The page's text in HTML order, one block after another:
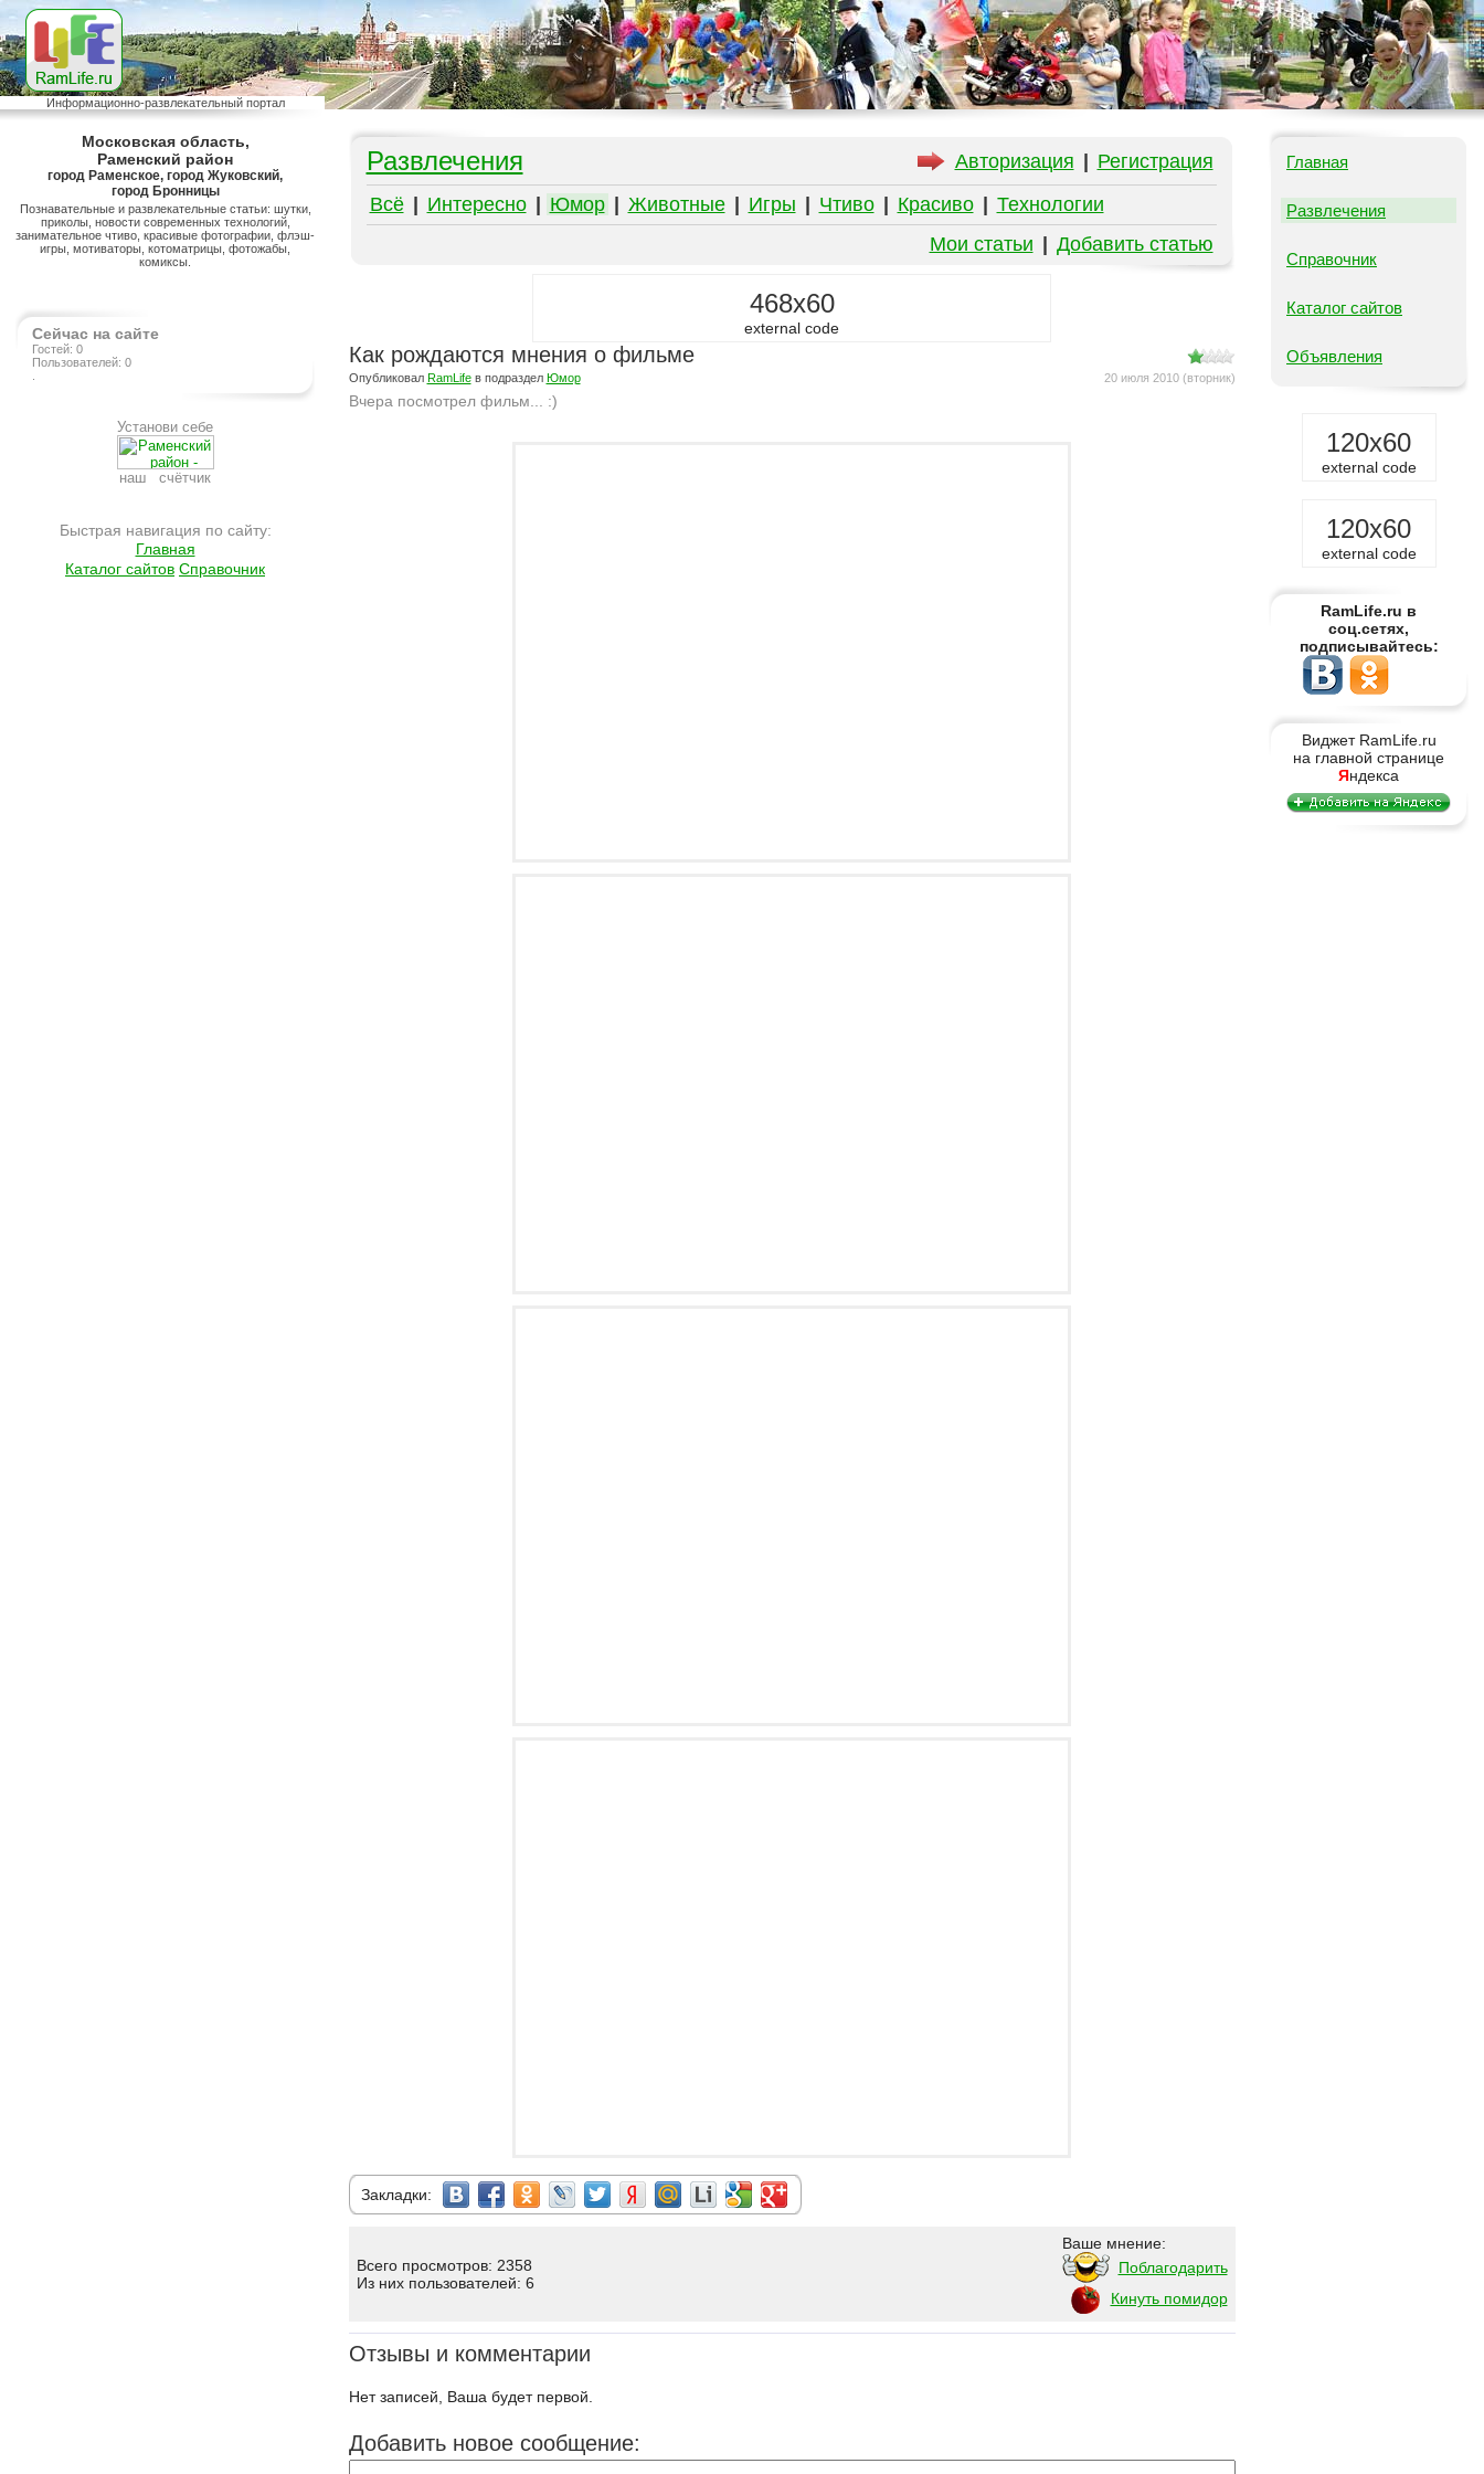
Информационно-развлекательный портал
Московская область,
Раменский район
город Раменское, город Жуковский,
город Бронницы
Познавательные и развлекательные статьи: шутки,
приколы, новости современных технологий,
занимательное чтиво, красивые фотографии, флэш-
игры, мотиваторы, котоматрицы, фотожабы,
комиксы.
Сейчас на сайте
Гостей: 0
Пользователей: 0
Установи себе
наш счётчик
Быстрая навигация по сайту:
Главная
Каталог сайтов Справочник
Авторизация Регистрация
Развлечения
Всё Интересно Юмор Животные Игры Чтиво Красиво
Технологии
Мои статьи
Добавить статью
468x60
external code
Как рождаются мнения о фильме
20 июля 2010 (вторник)
Опубликовал RamLifeв подраздел Юмор
Вчера посмотрел фильм... :)
Закладки:
Всего просмотров: 2358
Из них пользователей: 6
Ваше мнение:
Поблагодарить
Кинуть помидор
Отзывы и комментарии
Нет записей, Ваша будет первой.
Добавить новое сообщение:
Главная
Развлечения
Справочник
Каталог сайтов
Объявления
120x60
external code
120x60
external code
RamLife.ru в
соц.сетях,
подписывайтесь:
Виджет RamLife.ru
на главной странице
Яндекса